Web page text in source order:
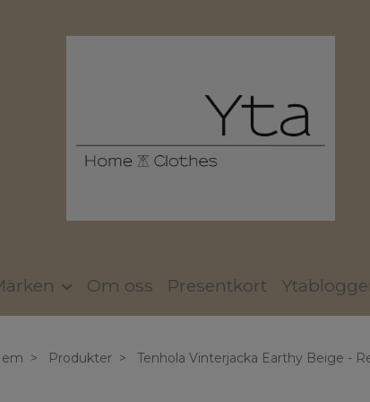
Om oss Presentkort
Produkter Tenhola Vinterjacka Earthy Beige -